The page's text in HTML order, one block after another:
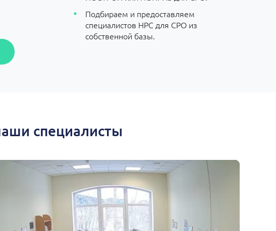
Подбираем и предоставляем
специалистов НРС для СРО из
собственной базы.
специалисты